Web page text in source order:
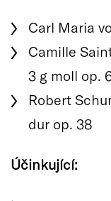
Carl Maria
Camille
3 g moll op.
Robert
dur op. 38
Účinkující: